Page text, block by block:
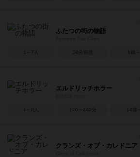
ふたつの街の物語
1～7人 20分前後 8歳～
エルドリッチホラー
1～8人 120～240分 14歳～
クランズ・オブ・カレドニア